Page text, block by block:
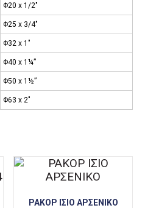
Φ20 x 1/2″
Φ25 x 3/4″
Φ32 x 1″
Φ40 x 1¼”
Φ50 x 1½”
Φ63 x 2″
ΡΑΚΟΡ ΙΣΙΟ ΑΡΣΕΝΙΚΟ